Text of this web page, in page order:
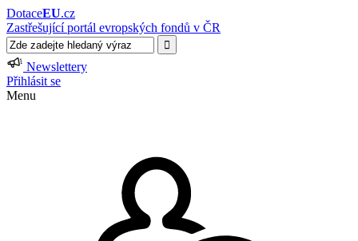
DotaceEU.cz
Zastřešující portál evropských fondů v ČR
Newslettery
Přihlásit se
Menu